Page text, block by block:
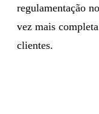
regulamentação
vez mais
clientes.